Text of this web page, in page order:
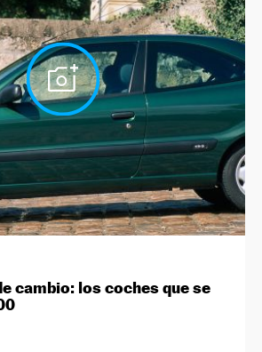
cambio: los coches que se